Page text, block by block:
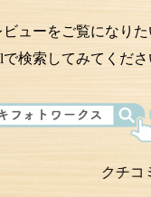
ビューをご覧になり
で検索してみてくださ
クチコミ・体験